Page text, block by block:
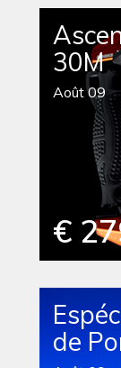
30M
Août 09
€
de